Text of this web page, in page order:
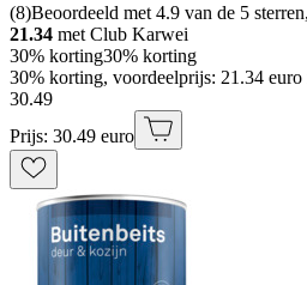
(8)Beoordeeld met 4.9 van de 5
21.34 met Club Karwei
30% korting30% korting
30% korting, voordeelprijs: 21.34
30.49
Prijs: 30.49 euro